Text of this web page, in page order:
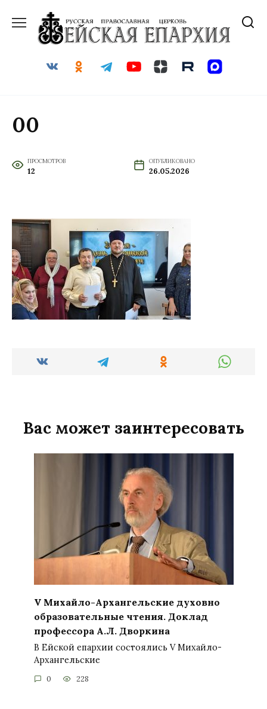
содержанию
00
ПРОСМОТРОВ
12
ОПУБЛИКОВАНО
26.05.2026
Вас может заинтересовать
V Михайло-Архангельские духовно
образовательные чтения. Доклад
профессора А.Л. Дворкина
В Ейской епархии состоялись V Михайло-
Архангельские
0 228